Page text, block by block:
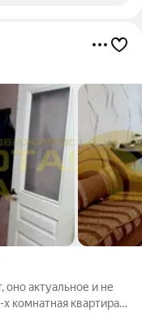
оно актуальное и не
комнатная квартира в